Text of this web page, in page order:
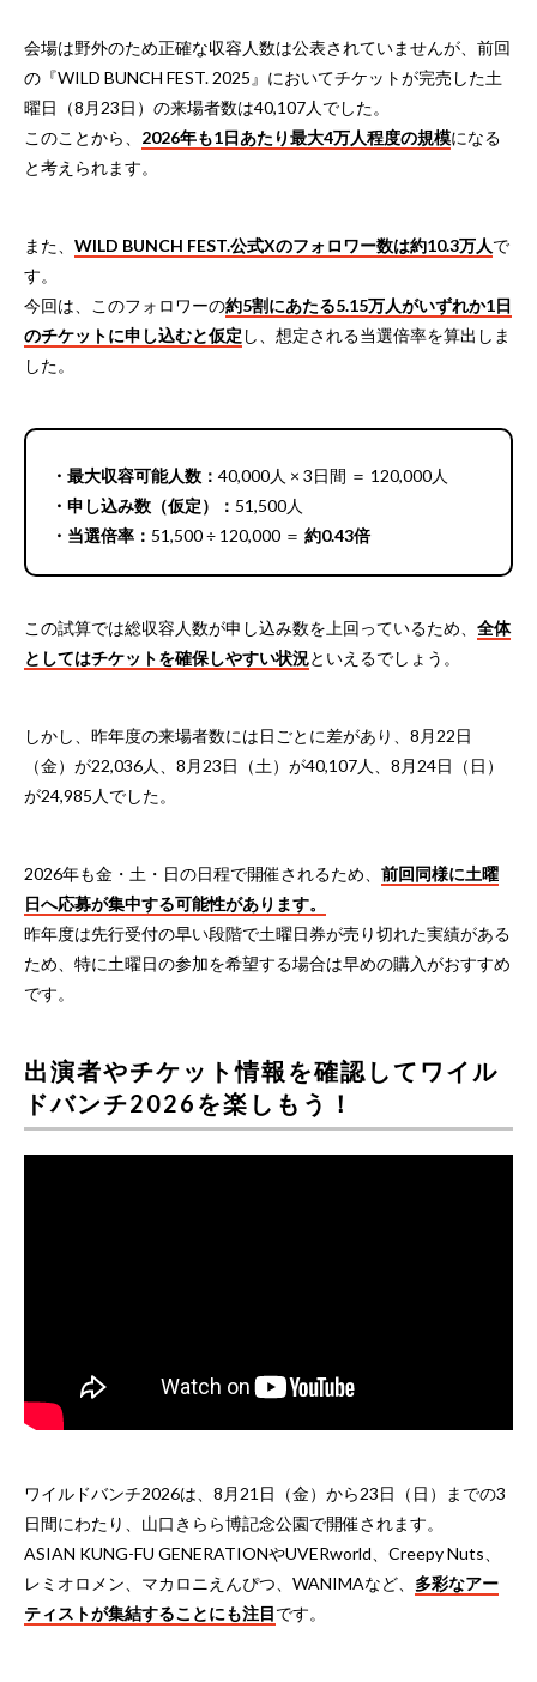
会場は野外のため正確な収容人数は公表されていませんが、前回
の『WILD BUNCH FEST. 2025』においてチケットが完売した土
曜日（8月23日）の来場者数は40,107人でした。
このことから、 2026年も1日あたり最大4万人程度の規模になる
と考えられます。
また、 WILD BUNCH FEST.公式Xのフォロワー数は約10.3万人で
す。
今回は、このフォロワーの約5割にあたる5.15万人がいずれか1日
のチケットに申し込むと仮定 し、想定される当選倍率を算出しま
した。
・最大収容可能人数： 40,000人 × 3日間 ＝ 120,000人
・申し込み数（仮定）： 51,500人
・当選倍率： 51,500 ÷ 120,000 ＝ 約0.43倍
この試算では総収容人数が申し込み数を上回っているため、 全体
としてはチケットを確保しやすい状況といえるでしょう。
しかし、昨年度の来場者数には日ごとに差があり、8月22日
（金）が22,036人、8月23日（土）が40,107人、8月24日（日）
が24,985人でした。
2026年も金・土・日の日程で開催されるため、 前回同様に土曜
日へ応募が集中する可能性があります。
昨年度は先行受付の早い段階で土曜日券が売り切れた実績がある
ため、特に土曜日の参加を希望する場合は早めの購入がおすすめ
です。
出演者やチケット情報を確認してワイル
ドバンチ2026を楽しもう！
ワイルドバンチ2026は、8月21日（金）から23日（日）までの3
日間にわたり、山口きらら博記念公園で開催されます。
ASIAN KUNG-FU GENERATIONやUVERworld、Creepy Nuts、
レミオロメン、マカロニえんぴつ、WANIMAなど、 多彩なアー
ティストが集結することにも注目です。